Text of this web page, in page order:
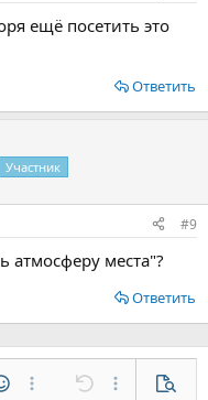
ещё посетить это
Ответить
Участник
#9
атмосферу места"?
Ответить
список
изображение
Дополнительно...
Отменить